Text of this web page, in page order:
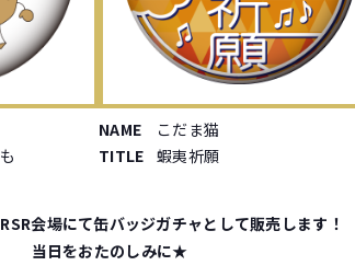
NAME
こだま猫
TITLE 蝦夷祈願
会場にて缶バッジガチャとして販売します！
当日をおたのしみに★